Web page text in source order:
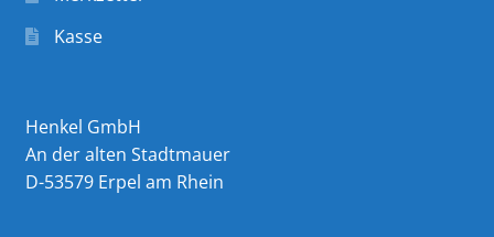
Kasse
Henkel GmbH
An der alten Stadtmauer
D-53579 Erpel am Rhein